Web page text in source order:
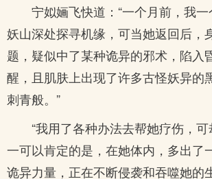
宁姒婳飞快道：“一个月前，我
妖山深处探寻机缘，可当她返回后，
题，疑似中了某种诡异的邪术，陷入
醒，且肌肤上出现了许多古怪妖异的
刺青般。”
“我用了各种办法去帮她疗伤，
一可以肯定的是，在她体内，多出了
诡异力量，正在不断侵袭和吞噬她的